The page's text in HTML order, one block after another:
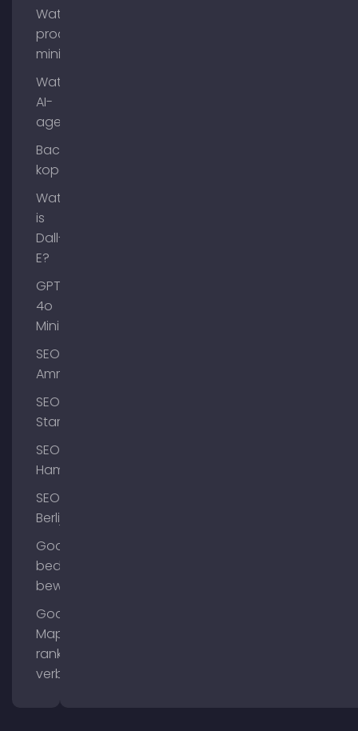
Wat is
process
mining?
Wat zijn
AI-
agenten?
Backlinks
kopen
Wat
is
Dall-
E?
GPT-
4o
Mini
SEO
Ammersee
SEO
Starnberg
SEO
Hamburg
SEO
Berlijn
Google
bedrijfsprofiel
bewerken
Google
Maps
ranking
verbeteren